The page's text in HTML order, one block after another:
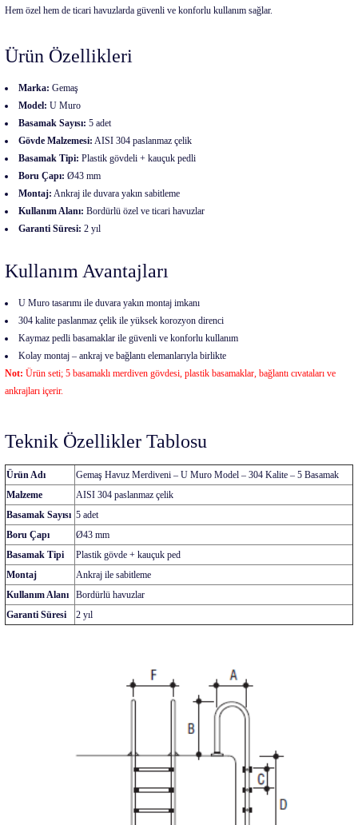
Hem özel hem de ticari havuzlarda güvenli ve konforlu kullanım sağlar.
Ürün Özellikleri
Marka: Gemaş
Model: U Muro
Basamak Sayısı: 5 adet
Gövde Malzemesi: AISI 304 paslanmaz çelik
Basamak Tipi: Plastik gövdeli + kauçuk pedli
Boru Çapı: Ø43 mm
Montaj: Ankraj ile duvara yakın sabitleme
Kullanım Alanı: Bordürlü özel ve ticari havuzlar
Garanti Süresi: 2 yıl
Kullanım Avantajları
U Muro tasarımı ile duvara yakın montaj imkanı
304 kalite paslanmaz çelik ile yüksek korozyon direnci
Kaymaz pedli basamaklar ile güvenli ve konforlu kullanım
Kolay montaj – ankraj ve bağlantı elemanlarıyla birlikte
Not: Ürün seti; 5 basamaklı merdiven gövdesi, plastik basamaklar, bağlantı cıvataları ve
ankrajları içerir.
Teknik Özellikler Tablosu
Ürün Adı
Gemaş Havuz Merdiveni – U Muro Model – 304 Kalite – 5 Basamak
Malzeme
AISI 304 paslanmaz çelik
Basamak Sayısı 5 adet
Boru Çapı
Ø43 mm
Basamak Tipi
Plastik gövde + kauçuk ped
Montaj
Ankraj ile sabitleme
Kullanım Alanı
Bordürlü havuzlar
Garanti Süresi
2 yıl